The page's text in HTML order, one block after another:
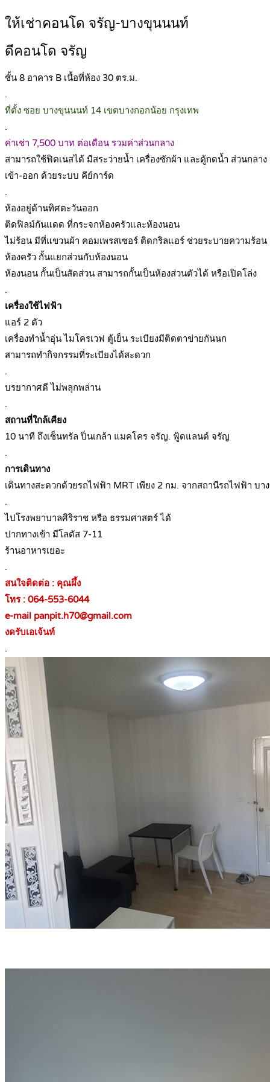
ให้เช่าคอนโด จรัญ-บางขุนนนท์
ดีคอนโด จรัญ
ชั้น 8 อาคาร B เนื้อที่ห้อง 30 ตร.ม.
.
ที่ตั้ง ซอย บางขุนนนท์ 14 เขตบางกอกน้อย กรุงเทพ
.
ค่าเช่า 7,500 บาท ต่อเดือน รวมค่าส่วนกลาง
สามารถใช้ฟิตเนสได้ มีสระว่ายน้ำ เครื่องซักผ้า และตู้กดน้ำ ส่วนกลาง
เข้า-ออก ด้วยระบบ คีย์การ์ด
.
ห้องอยู่ด้านทิศตะวันออก
ติดฟิลม์กันแดด ที่กระจกห้องครัวและห้องนอน
ไม่ร้อน มีที่แขวนผ้า คอมเพรสเซอร์ ติดกริลแอร์ ช่วยระบายความร้อ
ห้องครัว กั้นแยกส่วนกับห้องนอน
ห้องนอน กั้นเป็นสัดส่วน สามารถกั้นเป็นห้องส่วนตัวได้ หรือเปิดโล่ง
.
เครื่องใช้ไฟฟ้า
แอร์ 2 ตัว
เครื่องทำน้ำอุ่น ไมโครเวฟ ตู้เย็น ระเบียงมีติดตาข่ายกันนก
สามารถทำกิจกรรมที่ระเบียงได้สะดวก
.
บรยากาศดี ไม่พลุกพล่าน
.
สถานที่ใกล้เคียง
10 นาที ถึงเซ็นทรัล ปิ่นเกล้า แมคโคร จรัญ. ฟู้ดแลนด์ จรัญ
.
การเดินทาง
เดินทางสะดวกด้วยรถไฟฟ้า MRT เพียง 2 กม. จากสถานีรถไฟฟ้า บ
.
ไปโรงพยาบาลศิริราช หรือ ธรรมศาสตร์ ได้
ปากทางเข้า มีโลตัส 7-11
ร้านอาหารเยอะ
.
สนใจติดต่อ : คุณผึ้ง
โทร : 064-553-6044
e-mail panpit.h70@gmail.com
งดรับเอเจ้นท์
.